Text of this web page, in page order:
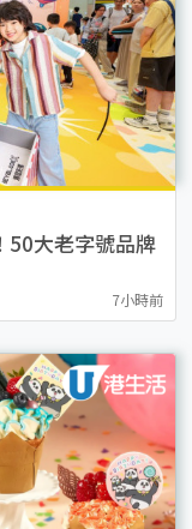
50大老字號品牌
7小時前